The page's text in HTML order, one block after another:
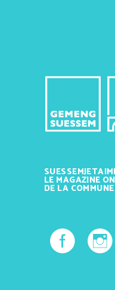
LE MAGAZINE
DE LA